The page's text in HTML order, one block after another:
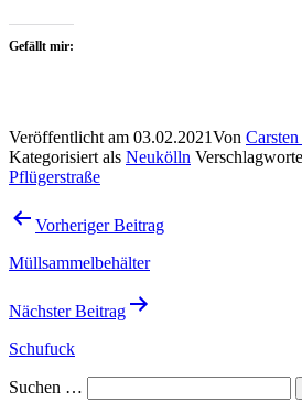
Gefällt mir:
Veröffentlicht am 03.02.2021Von
Kategorisiert als Neukölln
Pflügerstraße
Beitragsnavigation
Vorheriger Beitrag
Müllsammelbehälter
Nächster Beitrag
Schufuck
Suchen …